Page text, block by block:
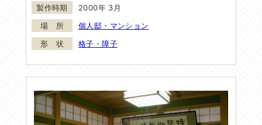
2000年 3月
個人邸・マンション
格子・障子